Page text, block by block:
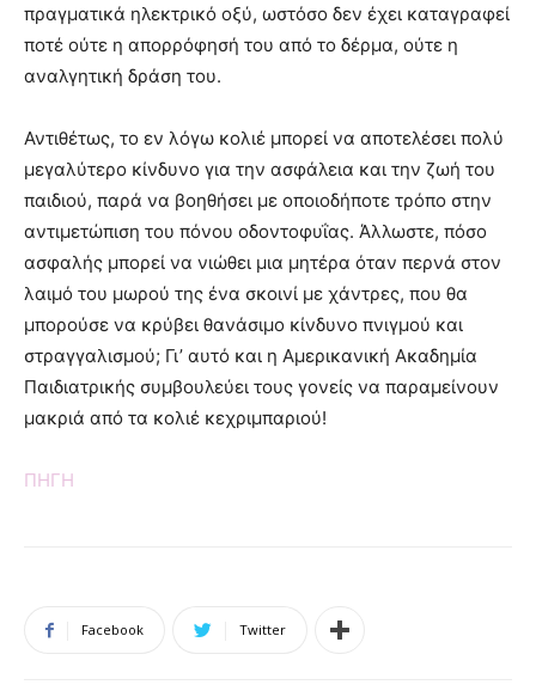
πραγματικά ηλεκτρικό οξύ, ωστόσο δεν έχει καταγραφεί
ποτέ ούτε η απορρόφησή του από το δέρμα, ούτε η
αναλγητική δράση του.
Αντιθέτως, το εν λόγω κολιέ μπορεί να αποτελέσει πολύ
μεγαλύτερο κίνδυνο για την ασφάλεια και την ζωή του
παιδιού, παρά να βοηθήσει με οποιοδήποτε τρόπο στην
αντιμετώπιση του πόνου οδοντοφυΐας. Άλλωστε, πόσο
ασφαλής μπορεί να νιώθει μια μητέρα όταν περνά στον
λαιμό του μωρού της ένα σκοινί με χάντρες, που θα
μπορούσε να κρύβει θανάσιμο κίνδυνο πνιγμού και
στραγγαλισμού; Γι’ αυτό και η Αμερικανική Ακαδημία
Παιδιατρικής συμβουλεύει τους γονείς να παραμείνουν
μακριά από τα κολιέ κεχριμπαριού!
ΠΗΓΗ
Facebook Twitter